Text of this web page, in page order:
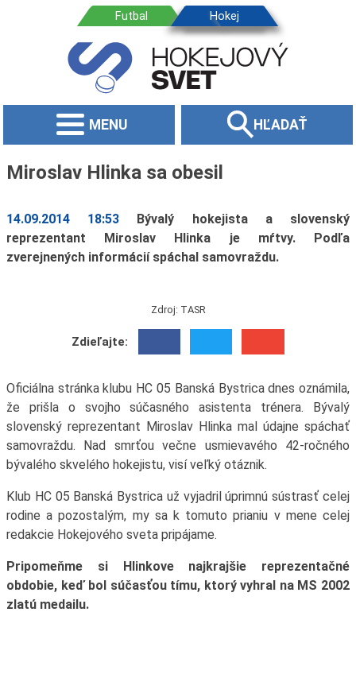
MENU HĽADAŤ
Miroslav Hlinka sa obesil
14.09.2014 18:53
Bývalý hokejista a slovenský
reprezentant Miroslav Hlinka je mŕtvy. Podľa
zverejnených informácií spáchal samovraždu.
Zdroj: TASR
Zdieľajte:
Oficiálna stránka klubu HC 05 Banská Bystrica dnes oznámila,
že prišla o svojho súčasného asistenta trénera. Bývalý
slovenský reprezentant Miroslav Hlinka mal údajne spáchať
samovraždu. Nad smrťou večne usmievavého 42-ročného
bývalého skvelého hokejistu, visí veľký otáznik.
Klub HC 05 Banská Bystrica už vyjadril úprimnú sústrasť celej
rodine a pozostalým, my sa k tomuto prianiu v mene celej
redakcie Hokejového sveta pripájame.
Pripomeňme si Hlinkove najkrajšie reprezentačné
obdobie, keď bol súčasťou tímu, ktorý vyhral na MS 2002
zlatú medailu.